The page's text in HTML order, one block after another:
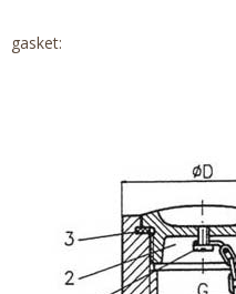
gasket: